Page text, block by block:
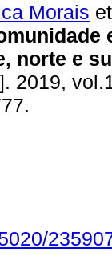
Morais
norte e
2019,